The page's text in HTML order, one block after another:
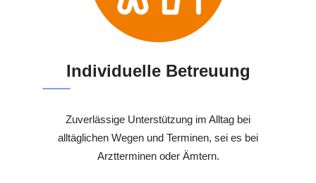
Individuelle Betreuung
Zuverlässige Unterstützung im Alltag bei
alltäglichen Wegen und Terminen, sei es bei
Arztterminen oder Ämtern.